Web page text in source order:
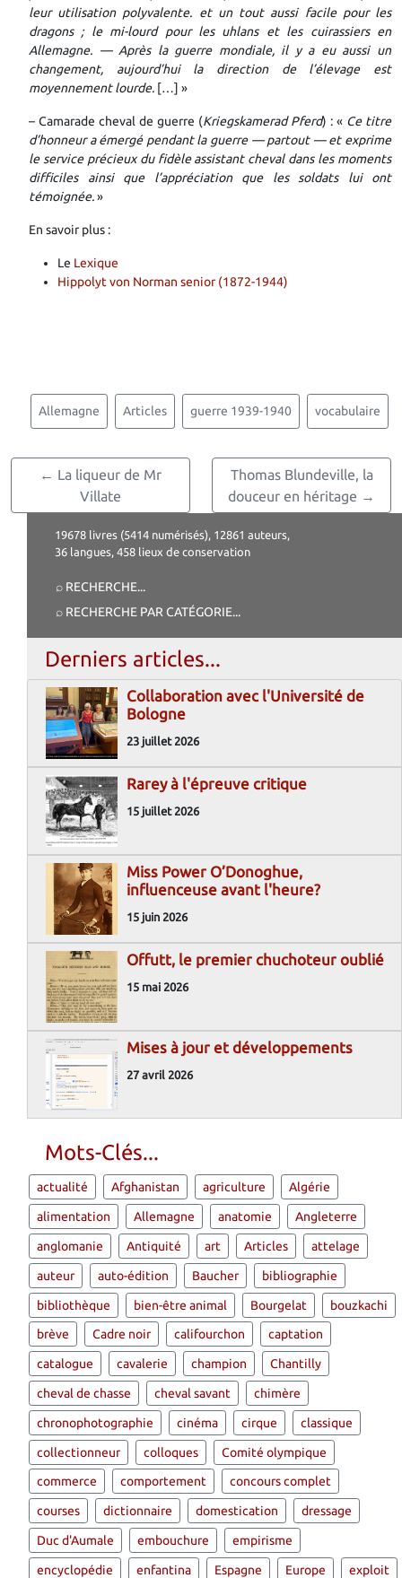
leur utilisation polyvalente. et un tout aussi facile pour les
dragons ; le mi-lourd pour les uhlans et les cuirassiers en
Allemagne. — Après la guerre mondiale, il y a eu aussi un
changement, aujourd’hui la direction de l’élevage est
moyennement lourde. […] »
– Camarade cheval de guerre (Kriegskamerad Pferd) : « Ce titre
d’honneur a émergé pendant la guerre — partout — et exprime
le service précieux du fidèle assistant cheval dans les moments
difficiles ainsi que l’appréciation que les soldats lui ont
témoignée.»
En savoir plus :
Le Lexique
Hippolyt von Norman senior (1872-1944)
Allemagne Articles guerre 1939-1940 vocabulaire
← La liqueur de Mr
Villate
Thomas Blundeville, la
douceur en héritage →
19678 livres (5414 numérisés), 12861 auteurs,
36 langues, 458 lieux de conservation
⌕ RECHERCHE...
⌕ RECHERCHE PAR CATÉGORIE...
Derniers articles...
Collaboration avec l'Université de
Bologne
23 juillet 2026
Rarey à l'épreuve critique
15 juillet 2026
Miss Power O’Donoghue,
influenceuse avant l'heure?
15 juin 2026
Offutt, le premier chuchoteur oublié
15 mai 2026
Mises à jour et développements
27 avril 2026
Mots-Clés...
actualité Afghanistan agriculture Algérie
alimentation Allemagne anatomie Angleterre
anglomanie Antiquité art Articles attelage
auteur auto-édition Baucher bibliographie
bibliothèque bien-être animal Bourgelat bouzkachi
brève Cadre noir califourchon captation
catalogue cavalerie champion Chantilly
cheval de chasse cheval savant chimère
chronophotographie cinéma cirque classique
collectionneur colloques Comité olympique
commerce comportement concours complet
courses dictionnaire domestication dressage
Duc d'Aumale embouchure empirisme
encyclopédie enfantina Espagne Europe exploit